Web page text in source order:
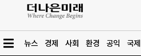
뉴스 경제 사회 환경 공익 국제